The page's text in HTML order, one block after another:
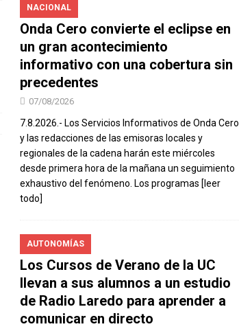
NACIONAL
Onda Cero convierte el eclipse en
un gran acontecimiento
informativo con una cobertura sin
precedentes
07/08/2026
7.8.2026.- Los Servicios Informativos de Onda Cero
y las redacciones de las emisoras locales y
regionales de la cadena harán este miércoles
desde primera hora de la mañana un seguimiento
exhaustivo del fenómeno. Los programas [leer
todo]
AUTONOMÍAS
Los Cursos de Verano de la UC
llevan a sus alumnos a un estudio
de Radio Laredo para aprender a
comunicar en directo